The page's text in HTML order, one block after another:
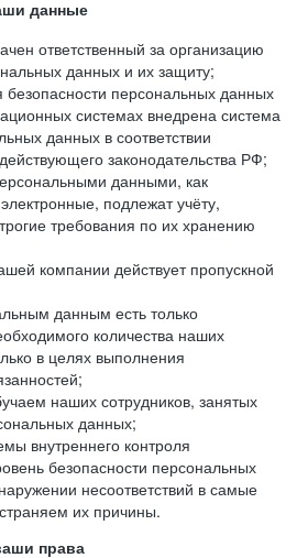
данные
ответственный за организацию
данных и их защиту;
безопасности персональных данных
системах внедрена система
данных в соответствии
законодательства РФ;
данными, как
подлежат учёту,
требования по их хранению
компании действует пропускной
данным есть только
количества наших
в целях выполнения
наших сотрудников, занятых
данных;
внутреннего контроля
безопасности персональных
несоответствий в самые
их причины.
права